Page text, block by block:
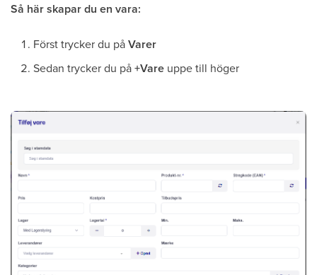
Så här skapar du en vara:
Först trycker du påVarer
Sedan trycker du på+Vare uppe till höger